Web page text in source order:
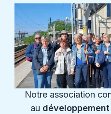
Notre association
au